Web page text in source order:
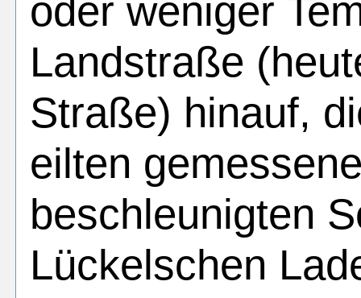
oder weniger
Landstraße
Straße) hinauf,
eilten
beschleunigten
Lückelschen